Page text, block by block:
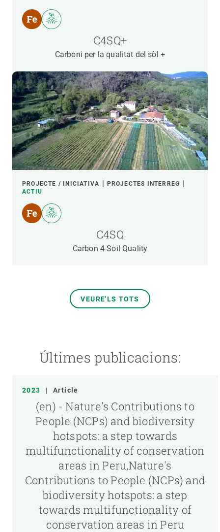
C4SQ+
Carboni per la qualitat del sòl +
PROJECTE / INICIATIVA
PROJECTES INTERREG
ACTIU
C4SQ
Carbon 4 Soil Quality
VEURE'LS TOTS
Últimes publicacions:
2023 | Article
(en) - Nature's Contributions to
People (NCPs) and biodiversity
hotspots: a step towards
multifunctionality of conservation
areas in Peru,Nature's
Contributions to People (NCPs) and
biodiversity hotspots: a step
towards multifunctionality of
conservation areas in Peru